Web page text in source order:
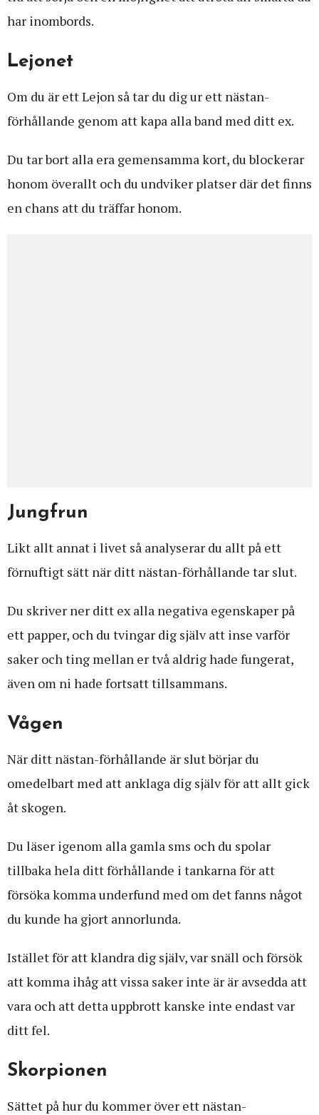
har inombords.
Lejonet
Om du är ett Lejon så tar du dig ur ett nästan-
förhållande genom att kapa alla band med ditt ex.
Du tar bort alla era gemensamma kort, du blockerar
honom överallt och du undviker platser där det finns
en chans att du träffar honom.
Jungfrun
Likt allt annat i livet så analyserar du allt på ett
förnuftigt sätt när ditt nästan-förhållande tar slut.
Du skriver ner ditt ex alla negativa egenskaper på
ett papper, och du tvingar dig själv att inse varför
saker och ting mellan er två aldrig hade fungerat,
även om ni hade fortsatt tillsammans.
Vågen
När ditt nästan-förhållande är slut börjar du
omedelbart med att anklaga dig själv för att allt gick
åt skogen.
Du läser igenom alla gamla sms och du spolar
tillbaka hela ditt förhållande i tankarna för att
försöka komma underfund med om det fanns något
du kunde ha gjort annorlunda.
Istället för att klandra dig själv, var snäll och försök
att komma ihåg att vissa saker inte är är avsedda att
vara och att detta uppbrott kanske inte endast var
ditt fel.
Skorpionen
Sättet på hur du kommer över ett nästan-